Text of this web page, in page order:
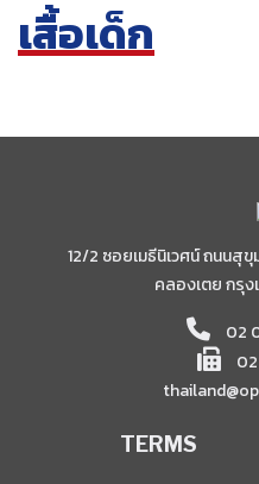
เสื้อเด็ก
12/2 ซอยเมธีนิเวศน์ ถนนสุ
คลองเตย กรุง
02
TERMS